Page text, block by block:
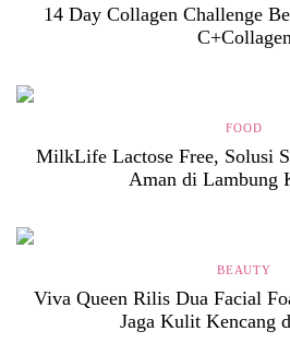
14 Day Collagen Challenge
C+Collagen
FOOD
MilkLife Lactose Free, Solusi
Aman di Lambung
BEAUTY
Viva Queen Rilis Dua Facial
Jaga Kulit Kencang